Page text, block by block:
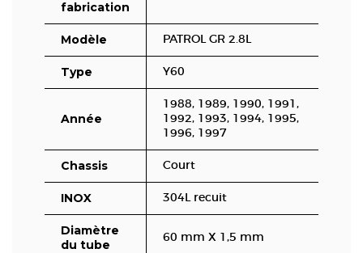
fabrication
Modèle PATROL GR 2.8L
Type Y60
Année
1988, 1989, 1990, 1991,
1992, 1993, 1994, 1995,
1996, 1997
Chassis Court
INOX 304L recuit
Diamètre
du tube
60 mm X 1,5 mm